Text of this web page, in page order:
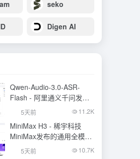
seko
Digen AI
Qwen-Audio-3.0-ASR-
Flash - 阿里通义千问发布
的语音识别大模型
5天前 11.2K
MiniMax H3 - 稀宇科技
MiniMax发布的通用全模态
生成模型
5天前 10.7K